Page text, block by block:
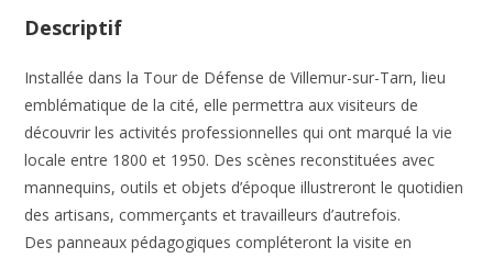
Descriptif
Installée dans la Tour de Défense de Villemur-sur-Tarn, lieu
emblématique de la cité, elle permettra aux visiteurs de
découvrir les activités professionnelles qui ont marqué la vie
locale entre 1800 et 1950. Des scènes reconstituées avec
mannequins, outils et objets d’époque illustreront le quotidien
des artisans, commerçants et travailleurs d’autrefois.
Des panneaux pédagogiques compléteront la visite en